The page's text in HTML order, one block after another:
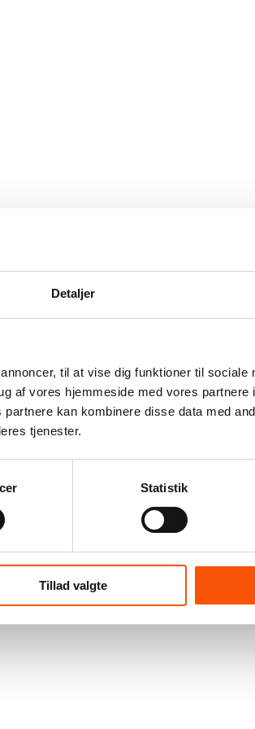
Detaljer
til at vise dig funktioner til sociale
af vores hjemmeside med vores partnere
kan kombinere disse data med
tjenester.
Statistik
Tillad valgte